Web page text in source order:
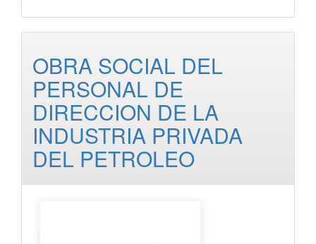
OBRA SOCIAL DEL
PERSONAL DE
DIRECCION DE LA
INDUSTRIA PRIVADA
DEL PETROLEO